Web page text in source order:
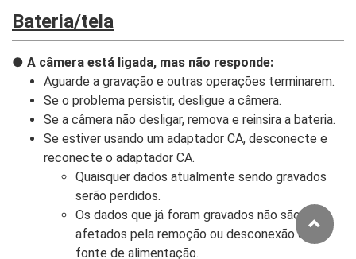
Bateria/tela
A câmera está ligada, mas não responde:
Aguarde a gravação e outras operações terminarem.
Se o problema persistir, desligue a câmera.
Se a câmera não desligar, remova e reinsira a bateria.
Se estiver usando um adaptador CA, desconecte e
reconecte o adaptador CA.
Quaisquer dados atualmente sendo gravados
serão perdidos.
Os dados que já foram gravados não são
afetados pela remoção ou desconexão da
fonte de alimentação.